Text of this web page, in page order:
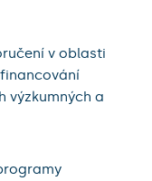
v oblasti
výzkumných a